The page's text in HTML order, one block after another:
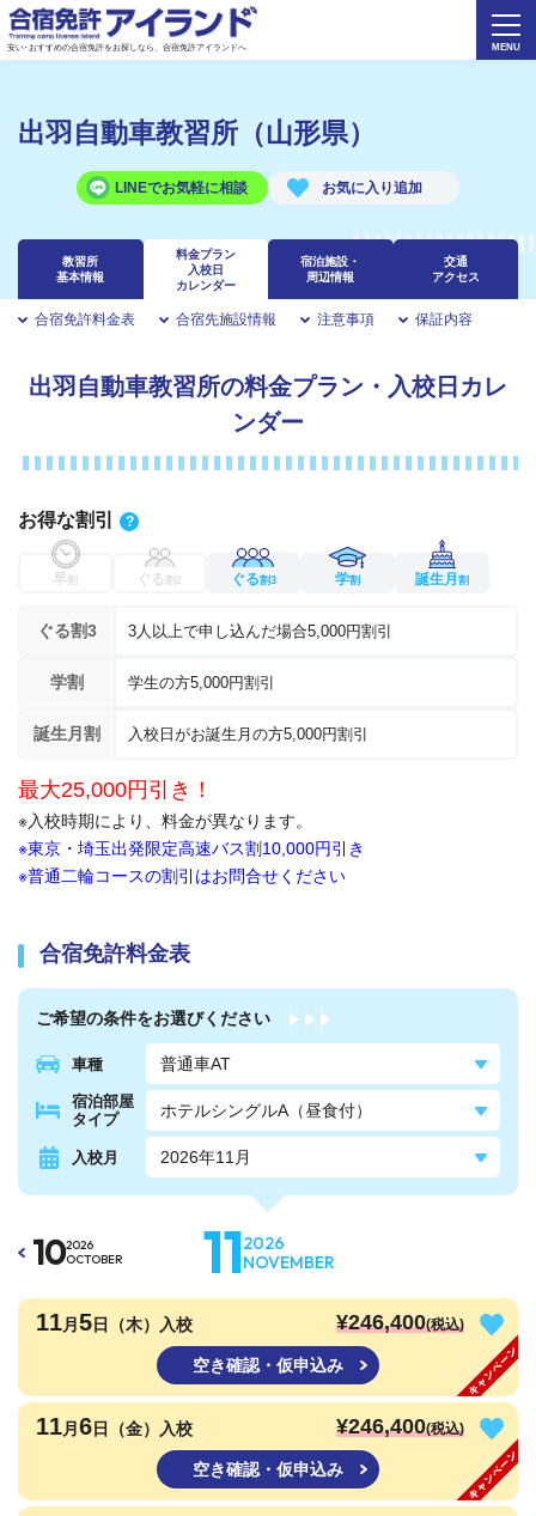
安い･おすすめの合宿免許をお探しなら、合宿免許アイランドへ
出羽自動車教習所（山形県）
LINEでお気軽に相談
教習所
基本情報
料金プラン
入校日
カレンダー
宿泊施設・
周辺情報
交通
アクセス
合宿免許料金表 合宿先施設情報 注意事項 保証内容
出羽自動車教習所の料金プラン・入校日カレ
ンダー
お得な割引 ?
早割 ぐる 割2 ぐる割3 学割 誕生月割
ぐる割3 3人以上で申し込んだ場合5,000円割引
学割 学生の方5,000円割引
誕生月割 入校日がお誕生月の方5,000円割引
最大25,000円引き！
※入校時期により、料金が異なります。
※東京・埼玉出発限定高速バス割10,000円引き
※普通二輪コースの割引はお問合せください
合宿免許料金表
ご希望の条件をお選びください
車種
宿泊部屋
タイプ
入校月
102026
OCTOBER
112026
NOVEMBER
11月 5日（木）入校 ¥246,400(税込)
空き確認・仮申込み
11月 6日（金）入校 ¥246,400(税込)
空き確認・仮申込み